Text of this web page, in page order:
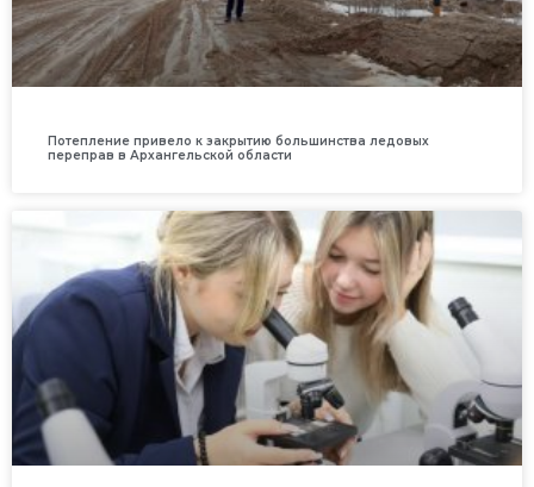
Потепление привело к закрытию большинства ледовых
переправ в Архангельской области